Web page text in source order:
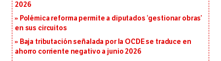
2026
Polémica reforma permite a diputados ‘gestionar obras’
en sus circuitos
Baja tributación señalada por la OCDE se traduce en
ahorro corriente negativo a junio 2026